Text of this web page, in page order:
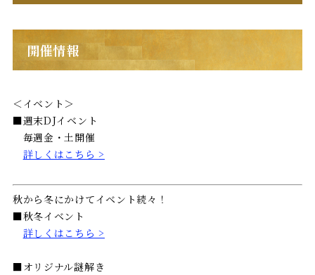
開催情報
＜イベント＞
■週末DJイベント
毎週金・土開催
詳しくはこちら >
秋から冬にかけてイベント続々！
■秋冬イベント
詳しくはこちら >
■オリジナル謎解き